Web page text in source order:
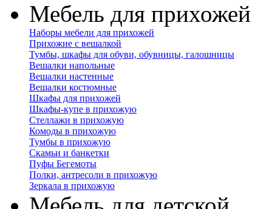
Мебель для прихожей
Наборы мебели для прихожей
Прихожие с вешалкой
Тумбы, шкафы для обуви, обувницы, галошницы
Вешалки напольные
Вешалки настенные
Вешалки костюмные
Шкафы для прихожей
Шкафы-купе в прихожую
Стеллажи в прихожую
Комоды в прихожую
Тумбы в прихожую
Скамьи и банкетки
Пуфы Бегемоты
Полки, антресоли в прихожую
Зеркала в прихожую